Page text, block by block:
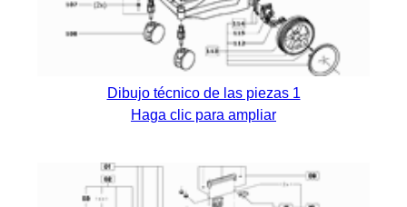
Dibujo técnico de las piezas 1
Haga clic para ampliar